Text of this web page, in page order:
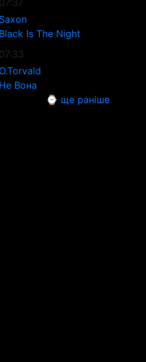
07:37
Saxon
Black Is The Night
07:33
O.Torvald
Не Вона
⌚ ще раніше